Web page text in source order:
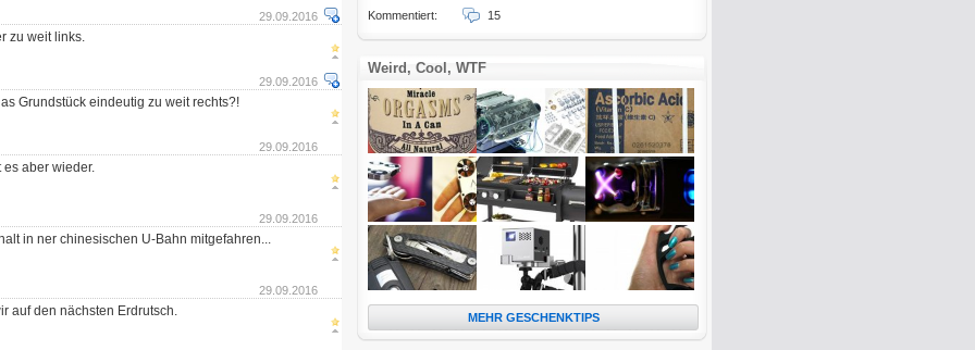
29.09.2016
zu weit links.
29.09.2016
Grundstück eindeutig zu weit rechts?!
29.09.2016
es aber wieder.
29.09.2016
in ner chinesischen U-Bahn mitgefahren...
29.09.2016
auf den nächsten Erdrutsch.
Kommentiert:
15
Weird, Cool, WTF
MEHR GESCHENKTIPS